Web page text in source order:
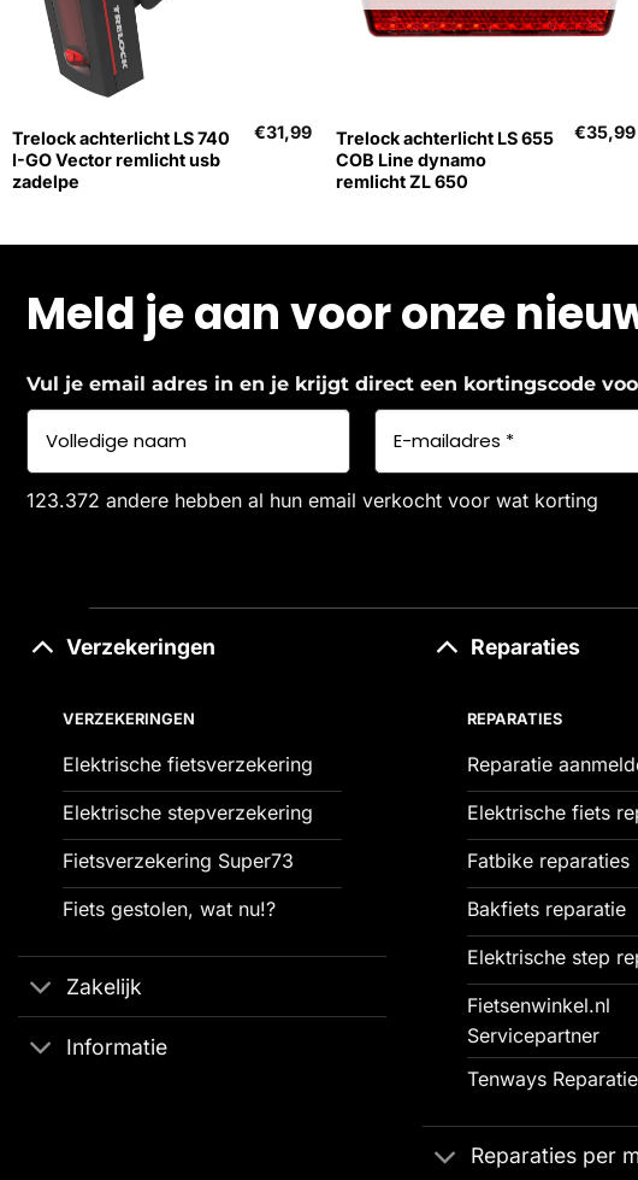
Trelock achterlicht LS 740
I-GO Vector remlicht usb
zadelpe
€31,99
Trelock achterlicht LS 655
COB Line dynamo
remlicht ZL 650
€35,99
Meld je aan voor onze
Vul je email adres in en je krijgt direct een kortingscode
123.372 andere hebben al hun email verkocht voor wat korting
Verzekeringen
VERZEKERINGEN
Elektrische fietsverzekering
Elektrische stepverzekering
Fietsverzekering Super73
Fiets gestolen, wat nu!?
Zakelijk
Informatie
Reparaties
REPARATIES
Reparatie
Elektrische fiets
Fatbike reparaties
Bakfiets reparatie
Elektrische step
Fietsenwinkel.nl
Servicepartner
Tenways
Reparaties per